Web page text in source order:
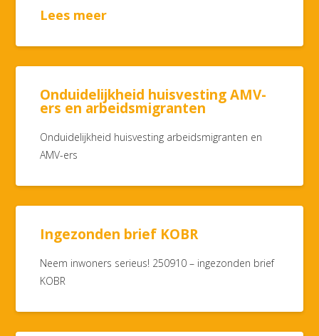
Lees meer
Onduidelijkheid huisvesting AMV-
ers en arbeidsmigranten
Onduidelijkheid huisvesting arbeidsmigranten en
AMV-ers
Ingezonden brief KOBR
Neem inwoners serieus! 250910 – ingezonden brief
KOBR